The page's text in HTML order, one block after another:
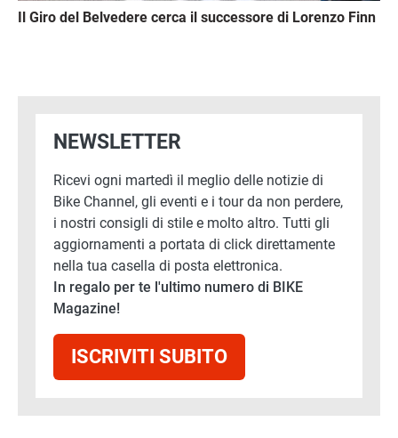
Il Giro del Belvedere cerca il successore di Lorenzo Finn
NEWSLETTER
Ricevi ogni martedì il meglio delle notizie di
Bike Channel, gli eventi e i tour da non perdere,
i nostri consigli di stile e molto altro. Tutti gli
aggiornamenti a portata di click direttamente
nella tua casella di posta elettronica.
In regalo per te l'ultimo numero di BIKE
Magazine!
ISCRIVITI SUBITO